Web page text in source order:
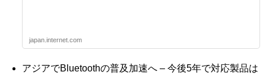
japan.internet.com
アジアでBluetoothの普及加速へ – 今後5年で対応製品は